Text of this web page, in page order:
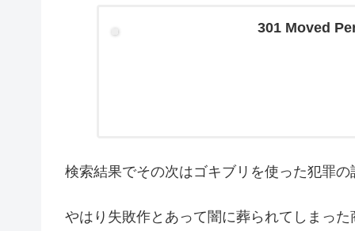
301 Moved
検索結果でその次はゴキブリを使った犯罪
やはり失敗作とあって闇に葬られてしまっ